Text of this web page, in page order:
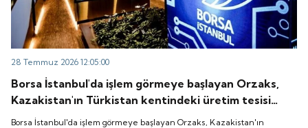
28 Temmuz 2026 12:05:00
Borsa İstanbul'da işlem görmeye başlayan Orzaks,
Kazakistan'ın Türkistan kentindeki üretim tesisi
yatırımının temelini attığını bildirdi.
Borsa İstanbul'da işlem görmeye başlayan Orzaks, Kazakistan'ın